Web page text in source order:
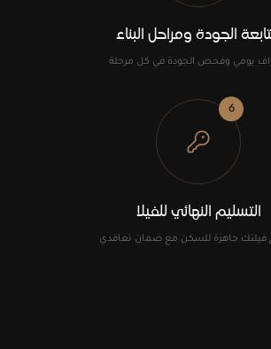
الجودة ومراحل البناء
يومي وفحص الجودة في كل مرحلة
6
التسليم النهائي للفيلا
فيلتك جاهزة للسكن مع ضمان تعاقدي